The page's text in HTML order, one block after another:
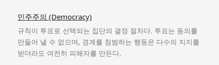
민주주의 (Democracy)
규칙이 투표로 선택되는 집단의 결정 절차다. 투표는 동의를
만들어 낼 수 없으며, 경계를 침범하는 행동은 다수의 지지를
받더라도 여전히 피해자를 만든다.